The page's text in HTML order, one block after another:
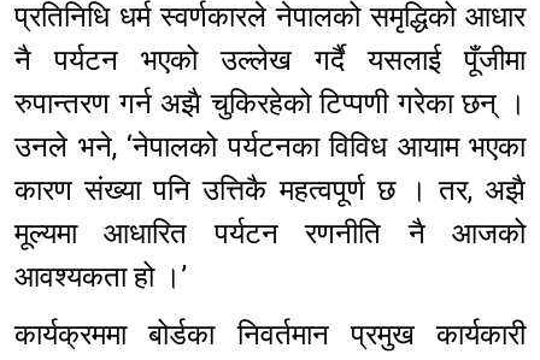
प्रतिनिधि धर्म स्वर्णकारले नेपालको समृद्धिको आधार
नै पर्यटन भएको उल्लेख गर्दै यसलाई पूँजीमा
रुपान्तरण गर्न अझै चुकिरहेको टिप्पणी गरेका छन् ।
उनले भने, ‘नेपालको पर्यटनका विविध आयाम भएका
कारण संख्या पनि उत्तिकै महत्वपूर्ण छ । तर, अझै
मूल्यमा आधारित पर्यटन रणनीति नै आजको
आवश्यकता हो ।’
कार्यक्रममा बोर्डका निवर्तमान प्रमुख कार्यकारी